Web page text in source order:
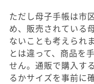
ただし母子手帳は市
め、販売されている
ないことも考えられ
とは違って、商品を
せん。通販で購入す
るかサイズを事前に